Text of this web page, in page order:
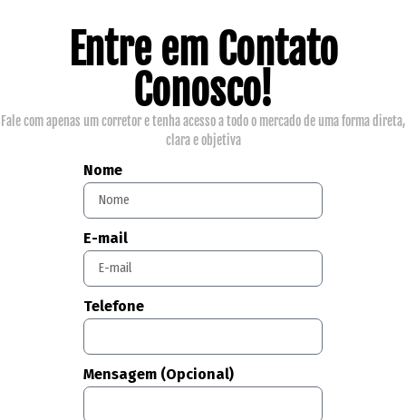
Entre em Contato
Conosco!
Fale com apenas um corretor e tenha acesso a todo o mercado de uma forma direta,
clara e objetiva
Nome
E-mail
Telefone
Mensagem (Opcional)